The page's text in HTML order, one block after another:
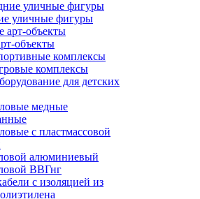
уличные фигуры
объекты
комплексы
комплексы
для детских
медные
с пластмассовой
алюминиевый
ВВГнг
с изоляцией из